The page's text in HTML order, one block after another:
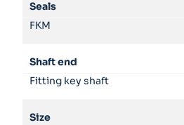
Seals
FKM
Shaft end
Fitting key shaft
Size